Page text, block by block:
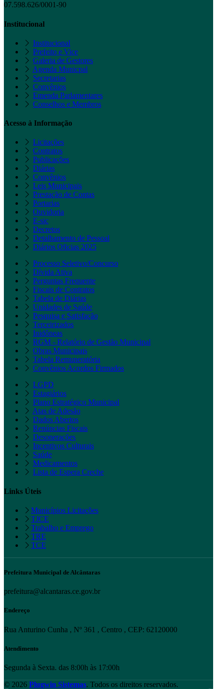
07.598.626/0001-90
Institucional
Institucional
Prefeito e Vice
Galeria de Gestores
Agenda Municpal
Secretarias
Convênios
Emenda Parlamentares
Conselhos e Membros
Acesso à Informação
Licitações
Contratos
Publicações
Diárias
Convênios
Leis Municipais
Prestação de Contas
Portarias
Ouvidoria
E-sic
Decretos
Detalhamento de Pessoal
Diários Oficias 2025
Processo Seletivo/Concurso
Dívida Ativa
Perguntas Frequente
Fiscais de Contratos
Tabela de Diárias
Unidades de Saúde
Pesquisa e Satisfação
Terceirizados
Inidôneas
RGM - Relatório de Gestão Municipal
Obras Municipais
Tabela Remuneratória
Convênios Acordos Firmados
LGPD
Estagiários
Plano Estratégico Municipal
Atas de Adesão
Dados Abertos
Renúncias Fiscais
Desonerações
Incentivos Culturais
Saúde
Medicamentos
Lista de Espera Creche
Links Úteis
Municípios Licitações
TJCE
Trabalho e Emprego
TRE
TCE
Prefeitura Municipal de Alcântaras
prefeitura@alcantaras.ce.gov.br
Endereço
Rua Anturino Cunha , Nº 361 , Centro , CEP: 62120000
Atendimento
Segunda à Sexta. das 8:00h às 17:00h
© 2026 Plugwin Sistemas. Todos os direitos reservados.